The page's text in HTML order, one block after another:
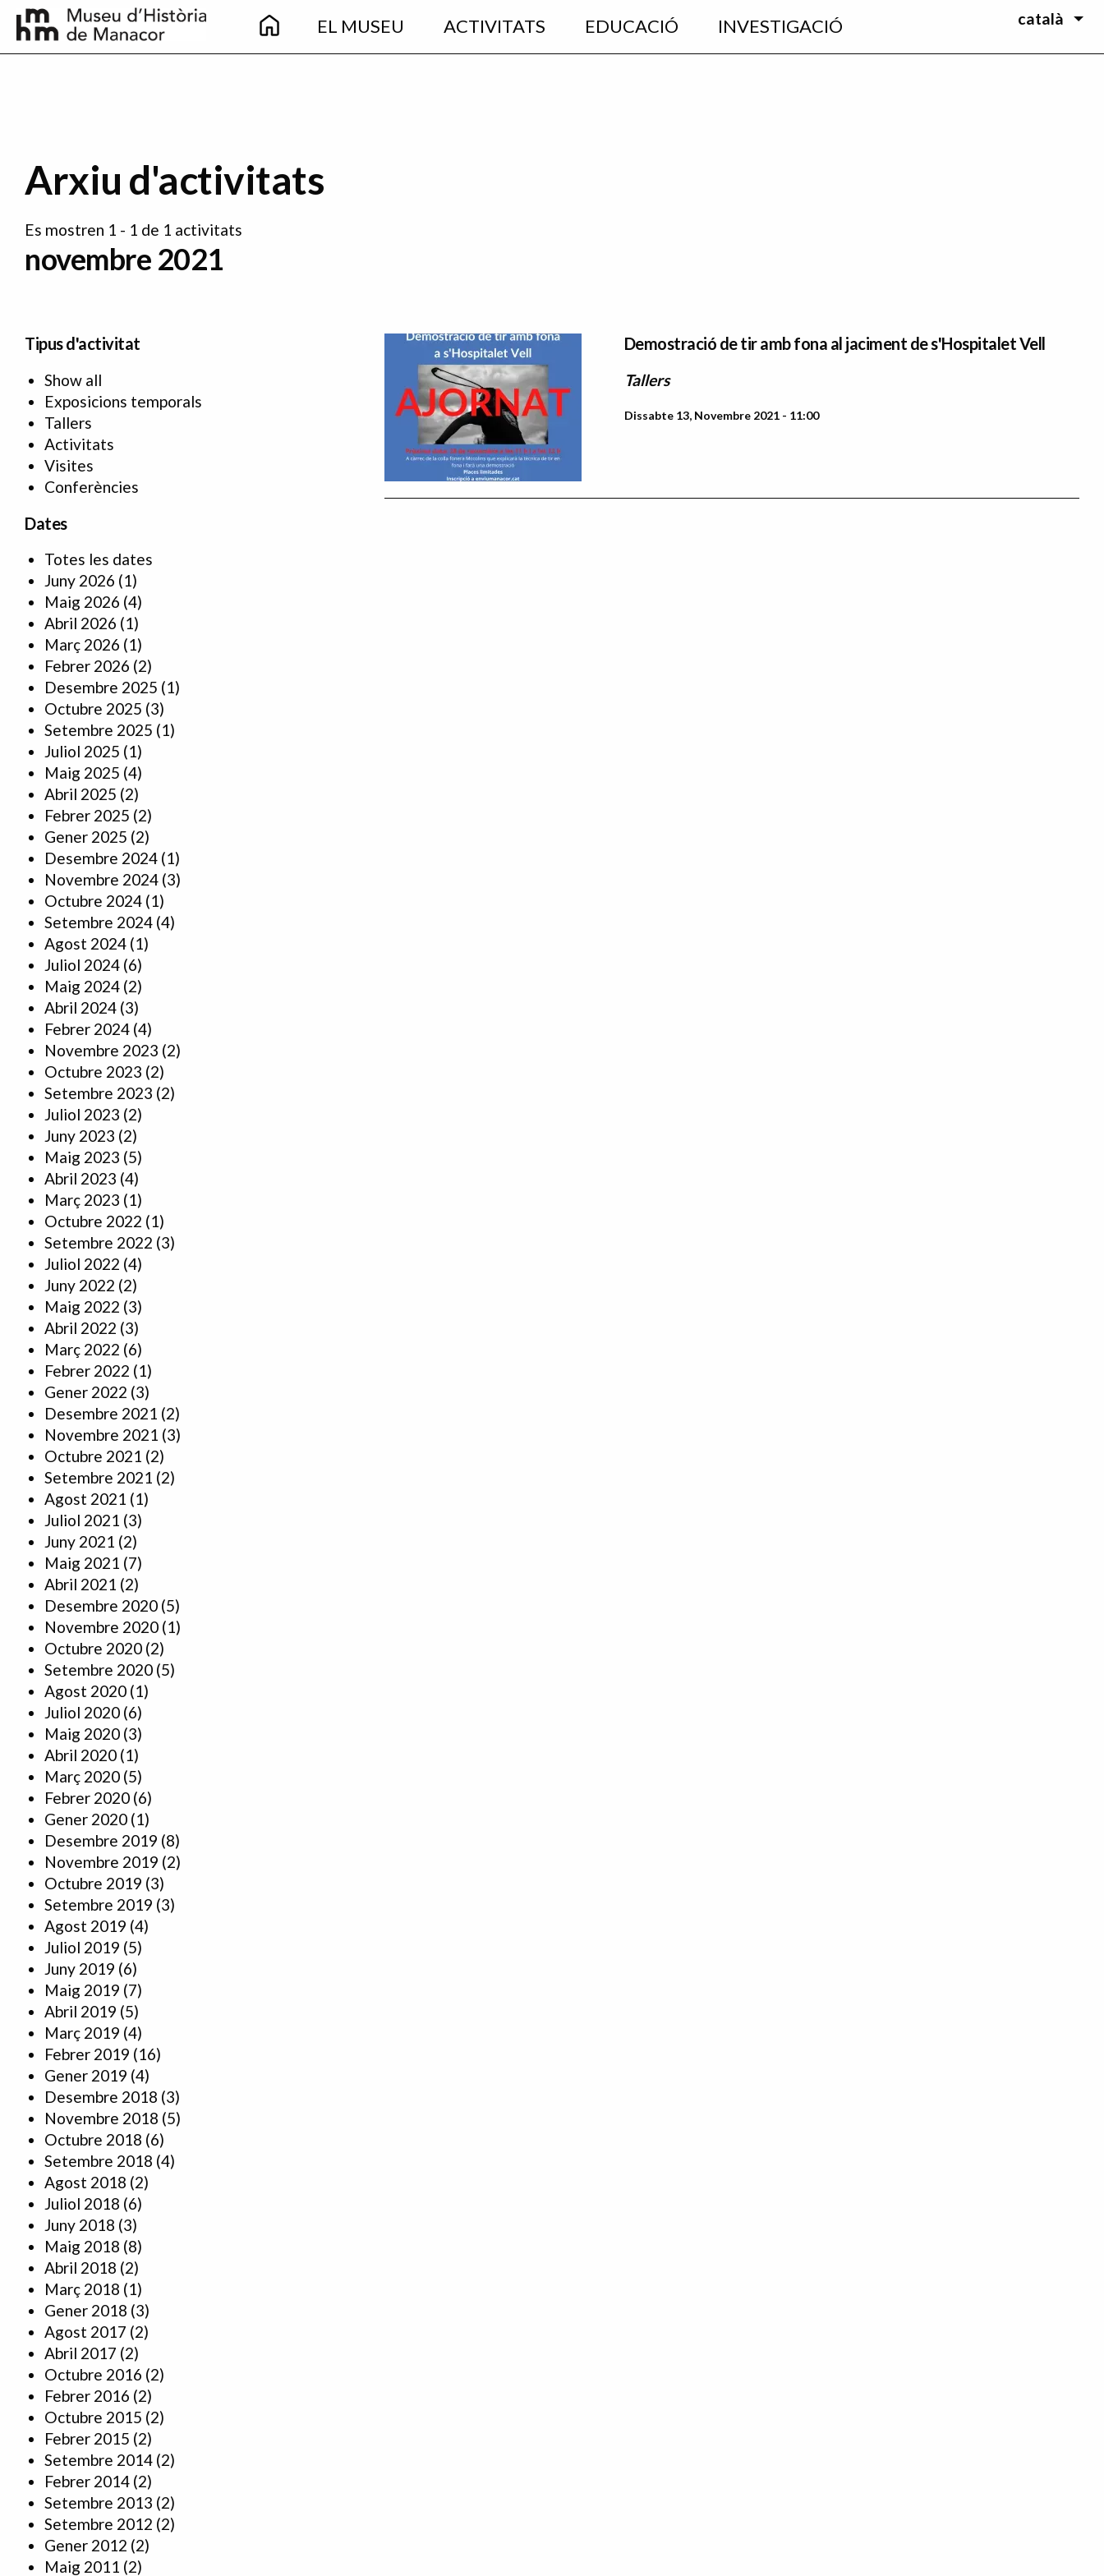
Vés al contingut
Main
navigation
EL MUSEU ACTIVITATS EDUCACIÓ INVESTIGACIÓ català
Arxiu d'activitats
Es mostren 1 - 1 de 1 activitats
novembre 2021
Tipus d'activitat
Show all
Exposicions temporals
Tallers
Activitats
Visites
Conferències
Dates
Totes les dates
Juny 2026 (1)
Maig 2026 (4)
Abril 2026 (1)
Març 2026 (1)
Febrer 2026 (2)
Desembre 2025 (1)
Octubre 2025 (3)
Setembre 2025 (1)
Juliol 2025 (1)
Maig 2025 (4)
Abril 2025 (2)
Febrer 2025 (2)
Gener 2025 (2)
Desembre 2024 (1)
Novembre 2024 (3)
Octubre 2024 (1)
Setembre 2024 (4)
Agost 2024 (1)
Juliol 2024 (6)
Maig 2024 (2)
Abril 2024 (3)
Febrer 2024 (4)
Novembre 2023 (2)
Octubre 2023 (2)
Setembre 2023 (2)
Juliol 2023 (2)
Juny 2023 (2)
Maig 2023 (5)
Abril 2023 (4)
Març 2023 (1)
Octubre 2022 (1)
Setembre 2022 (3)
Juliol 2022 (4)
Juny 2022 (2)
Maig 2022 (3)
Abril 2022 (3)
Març 2022 (6)
Febrer 2022 (1)
Gener 2022 (3)
Desembre 2021 (2)
Novembre 2021 (3)
Octubre 2021 (2)
Setembre 2021 (2)
Agost 2021 (1)
Juliol 2021 (3)
Juny 2021 (2)
Maig 2021 (7)
Abril 2021 (2)
Desembre 2020 (5)
Novembre 2020 (1)
Octubre 2020 (2)
Setembre 2020 (5)
Agost 2020 (1)
Juliol 2020 (6)
Maig 2020 (3)
Abril 2020 (1)
Març 2020 (5)
Febrer 2020 (6)
Gener 2020 (1)
Desembre 2019 (8)
Novembre 2019 (2)
Octubre 2019 (3)
Setembre 2019 (3)
Agost 2019 (4)
Juliol 2019 (5)
Juny 2019 (6)
Maig 2019 (7)
Abril 2019 (5)
Març 2019 (4)
Febrer 2019 (16)
Gener 2019 (4)
Desembre 2018 (3)
Novembre 2018 (5)
Octubre 2018 (6)
Setembre 2018 (4)
Agost 2018 (2)
Juliol 2018 (6)
Juny 2018 (3)
Maig 2018 (8)
Abril 2018 (2)
Març 2018 (1)
Gener 2018 (3)
Agost 2017 (2)
Abril 2017 (2)
Octubre 2016 (2)
Febrer 2016 (2)
Octubre 2015 (2)
Febrer 2015 (2)
Setembre 2014 (2)
Febrer 2014 (2)
Setembre 2013 (2)
Setembre 2012 (2)
Gener 2012 (2)
Maig 2011 (2)
Demostració de tir amb fona al jaciment de s'Hospitalet Vell
Tallers
Dissabte 13, Novembre 2021 - 11:00